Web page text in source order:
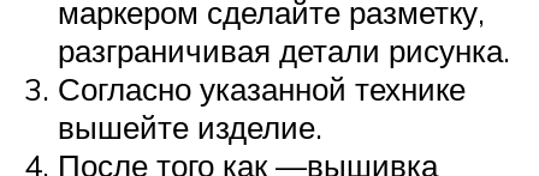
маркером сделайте разметку,
разграничивая детали рисунка.
Согласно указанной технике
вышейте изделие.
После того как —вышивка